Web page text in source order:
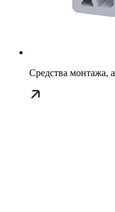
Средства монтажа,